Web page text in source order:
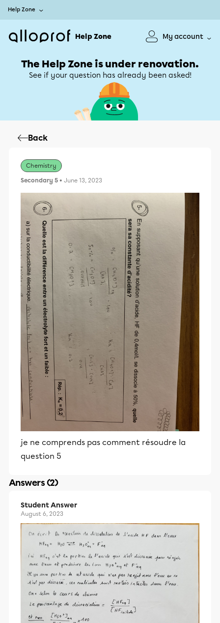
Help Zone
Help Zone My account
The Help Zone is under renovation.
See if your question has already been asked!
Back
Chemistry
Secondary 5 • June 13, 2023
je ne comprends pas comment résoudre la
question 5
Answers (2)
Student Answer
August 6, 2023